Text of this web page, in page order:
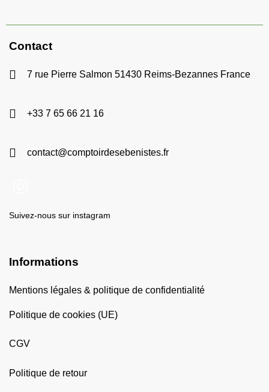
Contact
7 rue Pierre Salmon 51430 Reims-Bezannes France
+33 7 65 66 21 16
contact@comptoirdesebenistes.fr
Suivez-nous sur instagram
Informations
Mentions légales & politique de confidentialité
Politique de cookies (UE)
CGV
Politique de retour